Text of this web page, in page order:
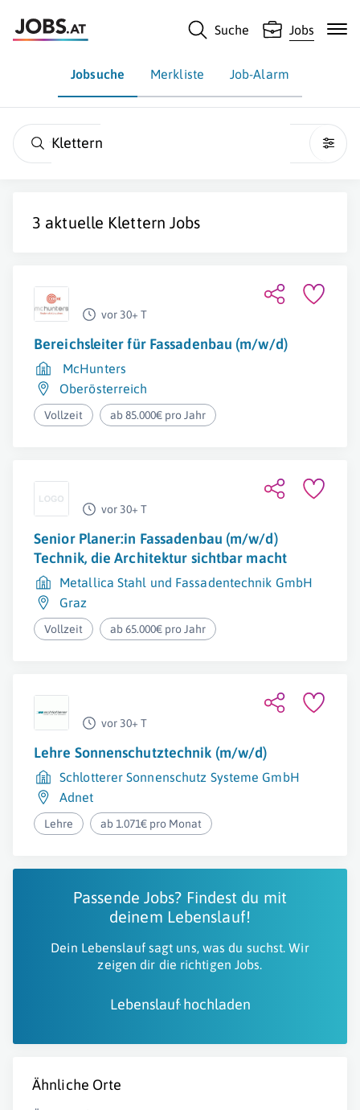
Suche Jobs
Jobsuche Merkliste Job-Alarm
Klettern
3 aktuelle Klettern Jobs
vor 30+ T
Bereichsleiter für Fassadenbau (m/w/d)
McHunters
Oberösterreich
Vollzeit ab 85.000€ pro Jahr
vor 30+ T
Senior Planer:in Fassadenbau (m/w/d)
Technik, die Architektur sichtbar macht
Metallica Stahl und Fassadentechnik GmbH
Graz
Vollzeit ab 65.000€ pro Jahr
vor 30+ T
Lehre Sonnenschutztechnik (m/w/d)
Schlotterer Sonnenschutz Systeme GmbH
Adnet
Lehre ab 1.071€ pro Monat
Passende Jobs? Findest du mit
deinem Lebenslauf!
Dein Lebenslauf sagt uns, was du suchst. Wir
zeigen dir die richtigen Jobs.
Lebenslauf hochladen
Ähnliche Orte